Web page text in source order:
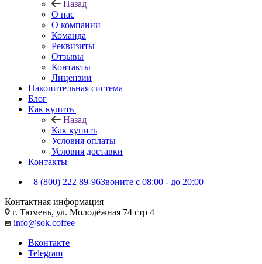
Назад
О нас
О компании
Команда
Реквизиты
Отзывы
Контакты
Лицензии
Накопительная система
Блог
Как купить
Назад
Как купить
Условия оплаты
Условия доставки
Контакты
8 (800) 222 89-96Звоните с 08:00 - до 20:00
Контактная информация
г. Тюмень, ул. Молодёжная 74 стр 4
info@sok.coffee
Вконтакте
Telegram